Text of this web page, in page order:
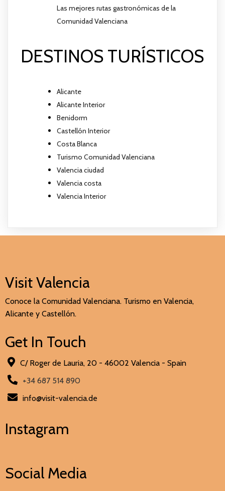
Las mejores rutas gastronómicas de la
Comunidad Valenciana
DESTINOS TURÍSTICOS
Alicante
Alicante Interior
Benidorm
Castellón Interior
Costa Blanca
Turismo Comunidad Valenciana
Valencia ciudad
Valencia costa
Valencia Interior
Visit Valencia
Conoce la Comunidad Valenciana. Turismo en Valencia,
Alicante y Castellón.
Get In Touch
C/ Roger de Lauria, 20 - 46002 Valencia - Spain
+34 687 514 890
info@visit-valencia.de
Instagram
Social Media